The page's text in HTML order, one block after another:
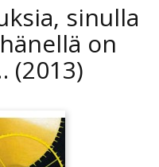
sinulla
on
(2013)